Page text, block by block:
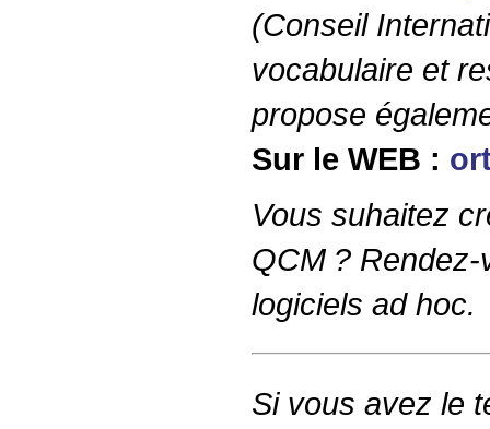
(Conseil
vocabulaire et
propose
Sur le WEB :
Vous suhaitez
QCM ?
logiciels ad hoc.
Si vous avez le